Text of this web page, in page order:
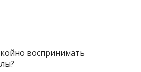
воспринимать